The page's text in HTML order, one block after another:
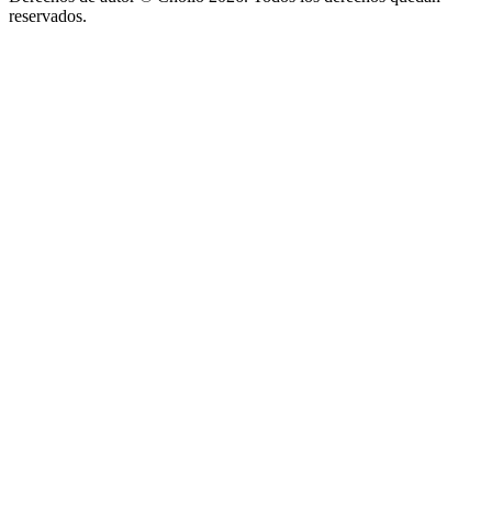
reservados.